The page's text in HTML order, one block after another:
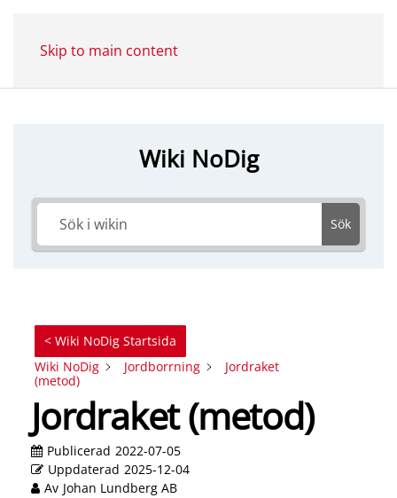
Skip to main content
Wiki NoDig
Sök
< Wiki NoDig Startsida
Wiki NoDig
Jordborrning
Jordraket
(metod)
Jordraket (metod)
Publicerad 2022-07-05
Uppdaterad 2025-12-04
Av Johan Lundberg AB